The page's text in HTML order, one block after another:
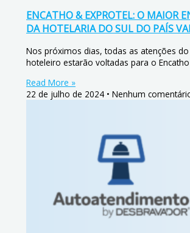
ENCATHO & EXPROTEL: O MAIOR
DA HOTELARIA DO SUL DO PAÍS
Nos próximos dias, todas as atenções
hoteleiro estarão voltadas para o
Read More »
22 de julho de 2024
Nenhum